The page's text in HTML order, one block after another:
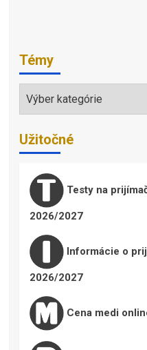
Témy
Témy
Užitočné
Testy na
2026/2027
Informácie o
2026/2027
Cena medi